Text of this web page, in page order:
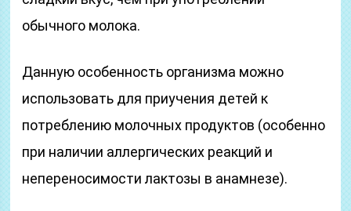
обычного молока.
Данную особенность организма можно
использовать для приучения детей к
потреблению молочных продуктов (особенно
при наличии аллергических реакций и
непереносимости лактозы в анамнезе).